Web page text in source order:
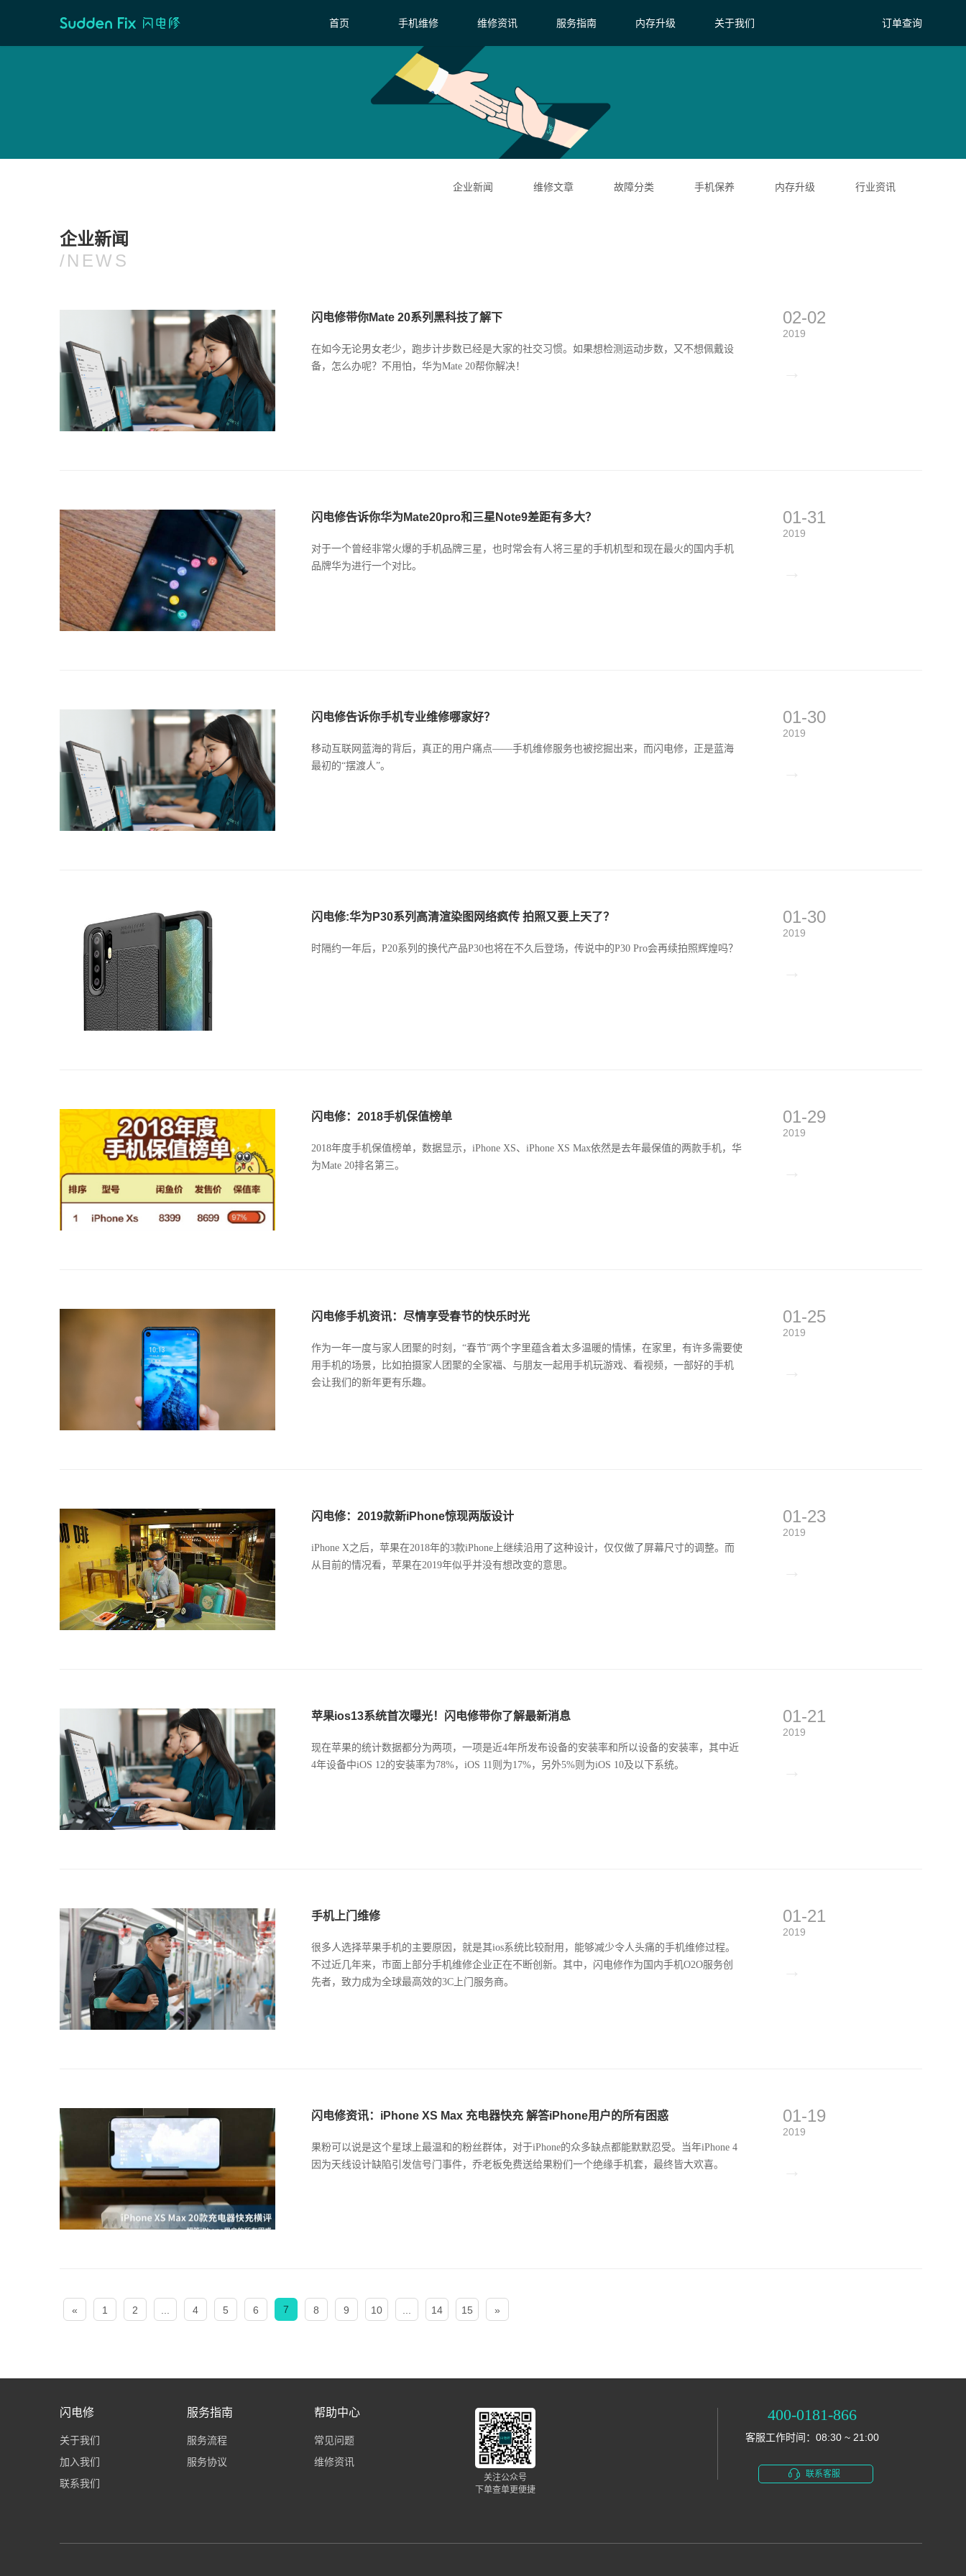
首页 手机维修 维修资讯 服务指南 内存升级 关于我们 订单查询
企业新闻 维修文章 故障分类 手机保养 内存升级 行业资讯
企业新闻
/NEWS
闪电修带你Mate 20系列黑科技了解下
在如今无论男女老少，跑步计步数已经是大家的社交习惯。如果想检测运动步数，又不想佩戴设
备，怎么办呢？不用怕，华为Mate 20帮你解决！
02-02
2019
闪电修告诉你华为Mate20pro和三星Note9差距有多大？
对于一个曾经非常火爆的手机品牌三星，也时常会有人将三星的手机机型和现在最火的国内手机
品牌华为进行一个对比。
01-31
2019
闪电修告诉你手机专业维修哪家好？
移动互联网蓝海的背后，真正的用户痛点——手机维修服务也被挖掘出来，而闪电修，正是蓝海
最初的“摆渡人”。
01-30
2019
闪电修:华为P30系列高清渲染图网络疯传 拍照又要上天了？
时隔约一年后，P20系列的换代产品P30也将在不久后登场，传说中的P30 Pro会再续拍照辉煌吗？
01-30
2019
闪电修：2018手机保值榜单
2018年度手机保值榜单，数据显示，iPhone XS、iPhone XS Max依然是去年最保值的两款手机，华
为Mate 20排名第三。
01-29
2019
闪电修手机资讯：尽情享受春节的快乐时光
作为一年一度与家人团聚的时刻，“春节”两个字里蕴含着太多温暖的情愫，在家里，有许多需要使
用手机的场景，比如拍摄家人团聚的全家福、与朋友一起用手机玩游戏、看视频，一部好的手机
会让我们的新年更有乐趣。
01-25
2019
闪电修：2019款新iPhone惊现两版设计
iPhone X之后，苹果在2018年的3款iPhone上继续沿用了这种设计，仅仅做了屏幕尺寸的调整。而
从目前的情况看，苹果在2019年似乎并没有想改变的意思。
01-23
2019
苹果ios13系统首次曝光！闪电修带你了解最新消息
现在苹果的统计数据都分为两项，一项是近4年所发布设备的安装率和所以设备的安装率，其中近
4年设备中iOS 12的安装率为78%，iOS 11则为17%，另外5%则为iOS 10及以下系统。
01-21
2019
手机上门维修
很多人选择苹果手机的主要原因，就是其ios系统比较耐用，能够减少令人头痛的手机维修过程。
不过近几年来，市面上部分手机维修企业正在不断创新。其中，闪电修作为国内手机O2O服务创
先者，致力成为全球最高效的3C上门服务商。
01-21
2019
闪电修资讯：iPhone XS Max 充电器快充 解答iPhone用户的所有困惑
果粉可以说是这个星球上最温和的粉丝群体，对于iPhone的众多缺点都能默默忍受。当年iPhone 4
因为天线设计缺陷引发信号门事件，乔老板免费送给果粉们一个绝缘手机套，最终皆大欢喜。
01-19
2019
« 1 2 4 5 6 7 8 9 10 14 15 »
闪电修
关于我们
加入我们
联系我们
服务指南
服务流程
服务协议
帮助中心
常见问题
维修资讯
关注公众号
下单查单更便捷
400-0181-866
客服工作时间：08:30 ~ 21:00
联系客服